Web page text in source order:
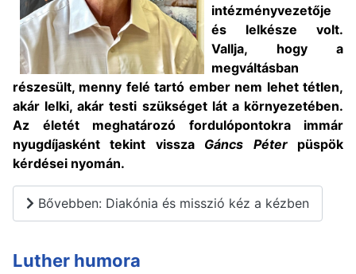
intézményvezetője
és lelkésze volt.
Vallja, hogy a
megváltásban
részesült, menny felé tartó ember nem lehet tétlen,
akár lelki, akár testi szükséget lát a környezetében.
Az életét meghatározó fordulópontokra immár
nyugdíjasként tekint vissza Gáncs Péterpüspök
kérdései nyomán.
Bővebben: Diakónia és misszió kéz a kézben
Luther humora